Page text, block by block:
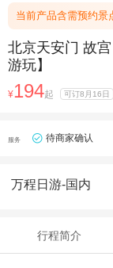
当前产品含需预约景
北京天安门 故
游玩】
¥194起 可订8月16日
服务 待商家确认
万程日游-国内
行程简介